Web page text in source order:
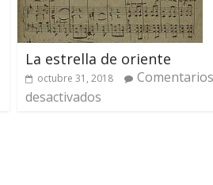
La estrella de oriente
octubre 31, 2018
Comentarios
desactivados